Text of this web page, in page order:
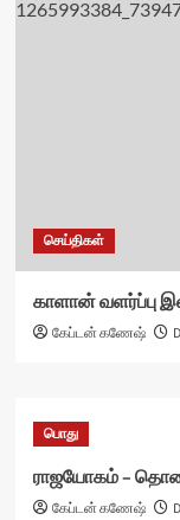
செய்திகள்
காளான் வளர்ப்பு
கேப்டன் கணேஷ்
பொது
ராஜயோகம் –
கேப்டன் கணேஷ்